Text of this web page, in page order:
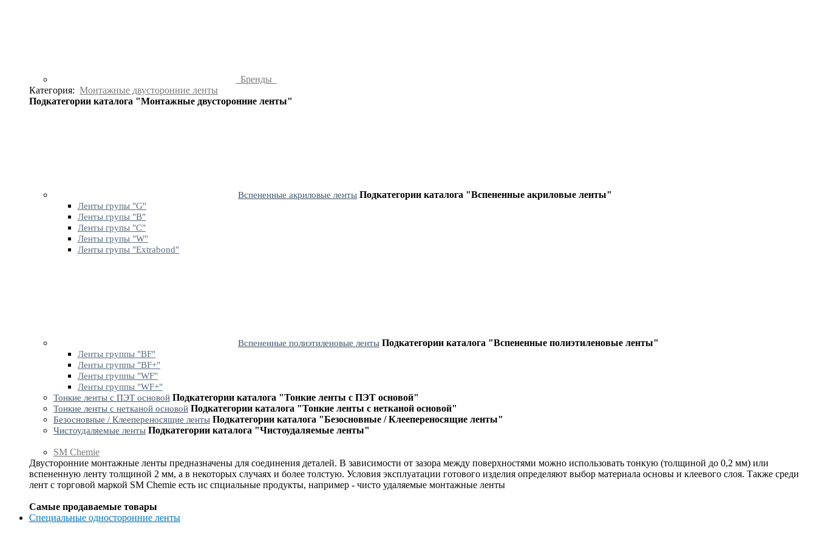
Бренды
Категория: Монтажные двусторонние ленты
Подкатегории каталога "Монтажные двусторонние ленты"
Вспененные акриловые ленты Подкатегории каталога "Вспененные акриловые ленты"
Ленты групы "G"
Ленты групы "B"
Ленты групы "C"
Ленты групы "W"
Ленты групы "Extrabond"
Вспененные полиэтиленовые ленты Подкатегории каталога "Вспененные полиэтиленовые ленты"
Ленты группы "BF"
Ленты группы "BF+"
Ленты группы "WF"
Ленты группы "WF+"
Тонкие ленты с ПЭТ основой Подкатегории каталога "Тонкие ленты с ПЭТ основой"
Тонкие ленты с нетканой основой Подкатегории каталога "Тонкие ленты с нетканой основой"
Безосновные / Клеепереносящие ленты Подкатегории каталога "Безосновные / Клеепереносящие ленты"
Чистоудаляемые ленты Подкатегории каталога "Чистоудаляемые ленты"
SM Chemie
Двусторонние монтажные ленты предназначены для соединения деталей. В зависимости от зазора между поверхностями можно использовать тонкую (толщиной до 0,2 мм) или
вспененную ленту толщиной 2 мм, а в некоторых случаях и более толстую. Условия эксплуатации готового изделия определяют выбор материала основы и клеевого слоя. Также среди
лент с торговой маркой SM Chemie есть ис спциальные продукты, например - чисто удаляемые монтажные ленты
Самые продаваемые товары
Специальные односторонние ленты